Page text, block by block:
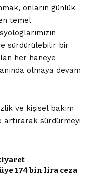
onların günlük
temel
sürdürülebilir bir
her haneye
olmaya devam
ve kişisel bakım
artırarak sürdürmeyi
174 bin lira ceza